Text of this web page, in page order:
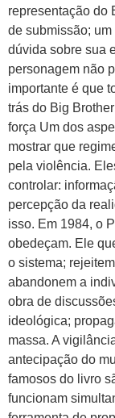
representação do
de submissão;
dúvida sobre sua
personagem não
importante é que
trás do Big
força Um dos
mostrar que
pela violência.
controlar:
percepção da
isso. Em 1984, o
obedeçam. Ele
o sistema;
abandonem a
obra de
ideológica;
massa. A
antecipação do
famosos do livro
funcionam